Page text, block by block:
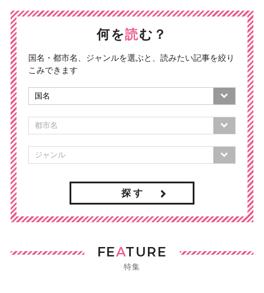
何を読む？
国名・都市名、ジャンルを選ぶと、読みたい記事を絞り
こみできます
探 す
FEATURE
特集